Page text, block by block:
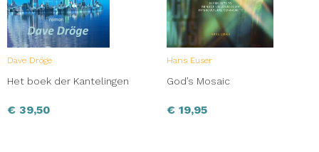
Dave Dröge
Het boek der Kantelingen
€ 39,50
Hans Euser
God’s Mosaic
€ 19,95